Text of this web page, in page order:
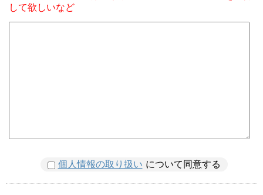
して欲しいなど
個人情報の取り扱い について同意する